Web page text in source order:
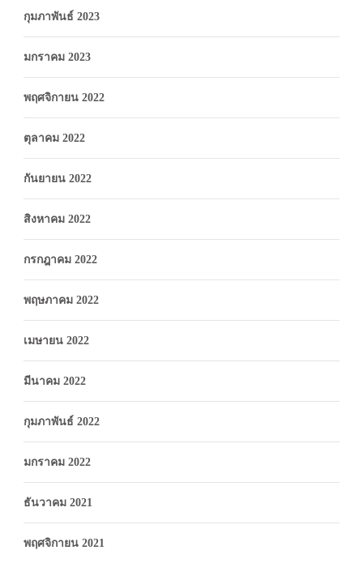
กุมภาพันธ์ 2023
มกราคม 2023
พฤศจิกายน 2022
ตุลาคม 2022
กันยายน 2022
สิงหาคม 2022
กรกฎาคม 2022
พฤษภาคม 2022
เมษายน 2022
มีนาคม 2022
กุมภาพันธ์ 2022
มกราคม 2022
ธันวาคม 2021
พฤศจิกายน 2021